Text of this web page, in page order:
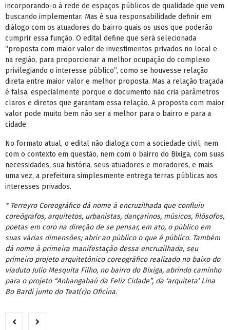
incorporando-o à rede de espaços públicos de qualidade que vem
buscando implementar. Mas é sua responsabilidade definir em
diálogo com os atuadores do bairro quais os usos que poderão
cumprir essa função. O edital define que será selecionada
“proposta com maior valor de investimentos privados no local e
na região, para proporcionar a melhor ocupação do complexo
privilegiando o interesse público”, como se houvesse relação
direta entre maior valor e melhor proposta. Mas a relação traçada
é falsa, especialmente porque o documento não cria parâmetros
claros e diretos que garantam essa relação. A proposta com maior
valor pode muito bem não ser a melhor para o bairro e para a
cidade.
No formato atual, o edital não dialoga com a sociedade civil, nem
com o contexto em questão, nem com o bairro do Bixiga, com suas
necessidades, sua história, seus atuadores e moradores, e mais
uma vez, a prefeitura simplesmente entrega terras públicas aos
interesses privados.
* Terreyro Coreográfico dá nome à encruzilhada que confluiu
coreógrafos, arquitetos, urbanistas, dançarinos, músicos, filósofos,
poetas em coro na direção de se pensar, em ato, o público em
suas várias dimensões; abrir ao público o que é público. Também
dá nome à primeira manifestação dessa encruzilhada, seu
primeiro projeto arquitetônico coreográfico realizado no baixo do
viaduto Julio Mesquita Filho, no bairro do Bixiga, abrindo caminho
para o projeto “Anhangabaú da Feliz Cidade”, da ‘arquiteta’ Lina
Bo Bardi junto do Teat(r)o Oficina.